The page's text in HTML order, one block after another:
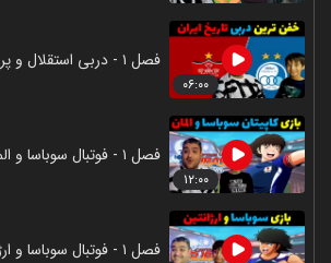
۰۶:۰۰
فصل ۱ - دربی استقلال و پرسپولیس با رایبد
۱۲:۰۰
فصل ۱ - فوتبال سوباسا و المان با رایبد
فصل ۱ - فوتبال سوباسا و ارژانتین